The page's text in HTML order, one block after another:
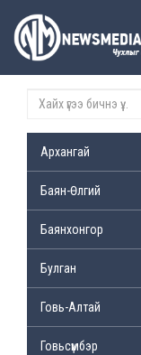
Архангай
Баян-Өлгий
Баянхонгор
Булган
Говь-Алтай
Говьсүмбэр